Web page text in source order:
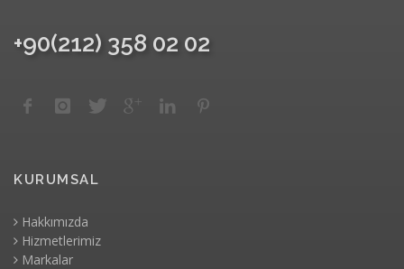
+90(212) 358 02 02
KURUMSAL
Hakkımızda
Hizmetlerimiz
Markalar